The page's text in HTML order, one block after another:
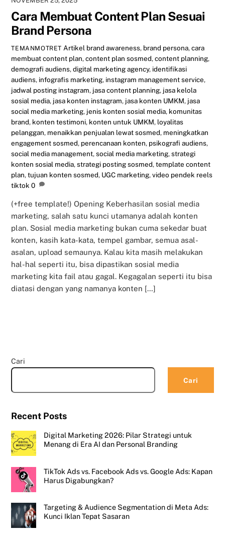
Cara Membuat Content Plan Sesuai
Brand Persona
TEMANMOTRET Artikel brand awareness, brand persona,cara
membuat content plan,content plan sosmed,content planning,
demografi audiens,digital marketing agency, identifikasi
audiens, infografis marketing, instagram management service,
jadwal posting instagram, jasa content planning, jasa kelola
sosial media, jasa konten instagram, jasa konten UMKM, jasa
social media marketing, jenis konten sosial media, komunitas
brand, konten testimoni, konten untuk UMKM, loyalitas
pelanggan, menaikkan penjualan lewat sosmed, meningkatkan
engagement sosmed, perencanaan konten, psikografi audiens,
social media management,social media marketing,strategi
konten sosial media,strategi posting sosmed,template content
plan,tujuan konten sosmed, UGC marketing,video pendek reels
tiktok 0
(+free template!) Opening Keberhasilan sosial media
marketing, salah satu kunci utamanya adalah konten
plan. Sosial media marketing bukan cuma sekedar buat
konten, kasih kata-kata, tempel gambar, semua asal-
asalan, upload semaunya. Kalau kita masih melakukan
hal-hal seperti itu, bisa dipastikan sosial media
marketing kita fail atau gagal. Kegagalan seperti itu bisa
diatasi dengan yang namanya konten […]
Cari
Cari
Recent Posts
Digital Marketing 2026: Pilar Strategi untuk
Menang di Era AI dan Personal Branding
TikTok Ads vs. Facebook Ads vs. Google Ads: Kapan
Harus Digabungkan?
Targeting & Audience Segmentation di Meta Ads:
Kunci Iklan Tepat Sasaran